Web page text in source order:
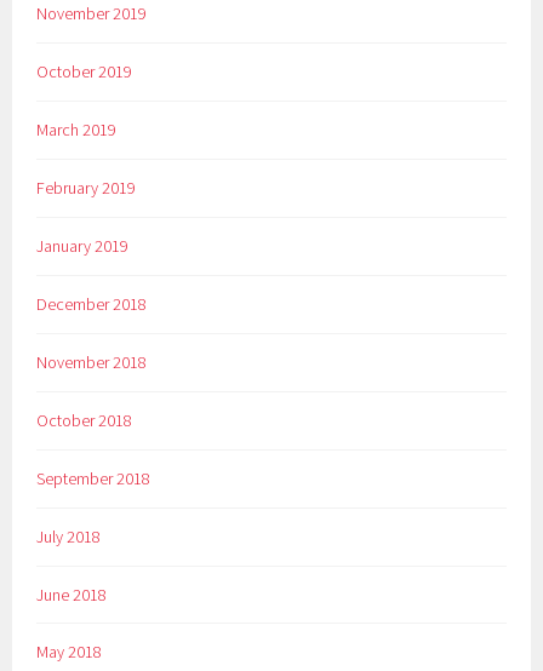
November 2019
October 2019
March 2019
February 2019
January 2019
December 2018
November 2018
October 2018
September 2018
July 2018
June 2018
May 2018